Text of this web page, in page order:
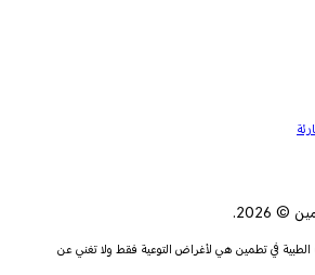
2026.
في تطمين هي لأغراض التوعية فقط ولا تغني عن